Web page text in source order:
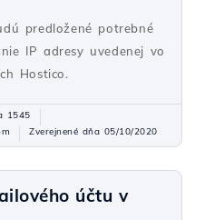
predložené potrebné
IP adresy uvedenej vo
Hostico.
1545
Zverejnené dňa 05/10/2020
účtu v